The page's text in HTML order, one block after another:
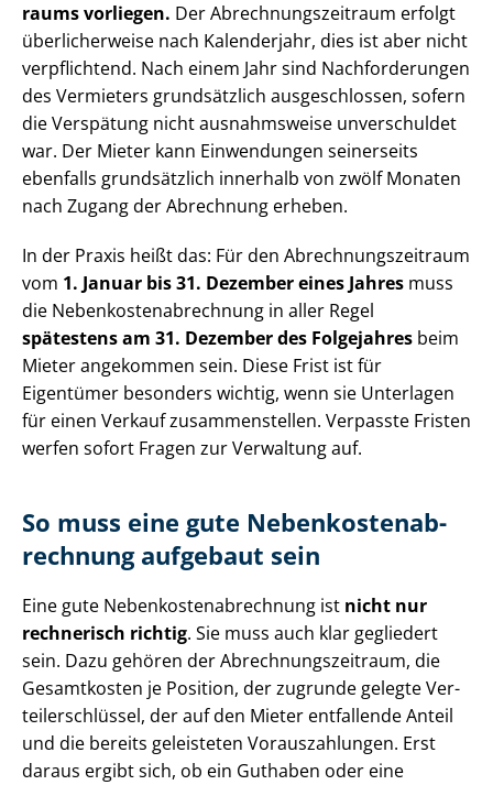
raums vorliegen. Der Ab­rech­nungs­zeit­raum erfolgt
überlicherweise nach Kalenderjahr, dies ist aber nicht
verpflichtend. Nach einem Jahr sind Nachforderungen
des Vermieters grundsätzlich ausgeschlossen, sofern
die Verspätung nicht ausnahmsweise unverschuldet
war. Der Mieter kann Einwendungen seinerseits
ebenfalls grundsätzlich innerhalb von zwölf Monaten
nach Zugang der Abrechnung erheben.
In der Praxis heißt das: Für den Ab­rech­nungs­zeit­raum
vom 1. Januar bis 31. Dezember eines Jahres muss
die Ne­ben­kos­ten­ab­rech­nung in aller Regel
spätestens am 31. Dezember des Folgejahres beim
Mieter angekommen sein. Diese Frist ist für
Eigentümer besonders wichtig, wenn sie Unterlagen
für einen Verkauf zusammenstellen. Verpasste Fristen
werfen sofort Fragen zur Verwaltung auf.
So muss eine gute Ne­ben­kos­ten­ab­
rech­nung aufgebaut sein
Eine gute Ne­ben­kos­ten­ab­rech­nung ist nicht nur
rechnerisch richtig. Sie muss auch klar gegliedert
sein. Dazu gehören der Ab­rech­nungs­zeit­raum, die
Gesamtkosten je Position, der zugrunde gelegte Ver­
tei­ler­schlüs­sel, der auf den Mieter entfallende Anteil
und die bereits geleisteten Vorauszahlungen. Erst
daraus ergibt sich, ob ein Guthaben oder eine